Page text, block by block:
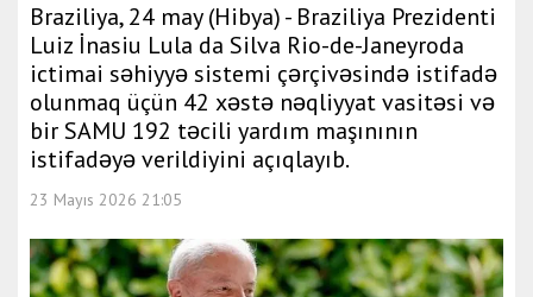
Braziliya, 24 may (Hibya) - Braziliya Prezidenti
Luiz İnasiu Lula da Silva Rio-de-Janeyroda
ictimai səhiyyə sistemi çərçivəsində istifadə
olunmaq üçün 42 xəstə nəqliyyat vasitəsi və
bir SAMU 192 təcili yardım maşınının
istifadəyə verildiyini açıqlayıb.
23 Mayıs 2026 21:05